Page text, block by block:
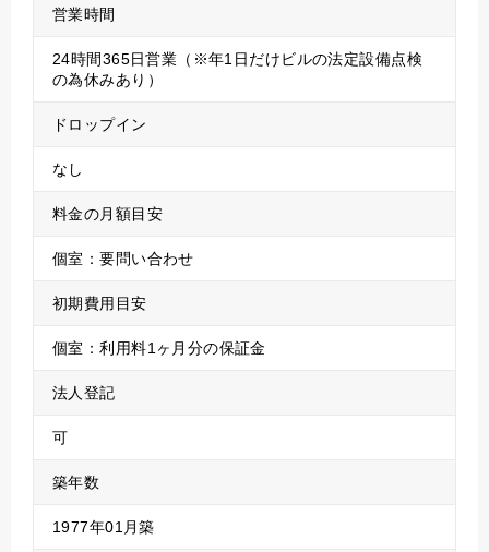
営業時間
24時間365日営業（※年1日だけビルの法定設備点検
の為休みあり）
ドロップイン
なし
料金の月額目安
個室：要問い合わせ
初期費用目安
個室：利用料1ヶ月分の保証金
法人登記
可
築年数
1977年01月築